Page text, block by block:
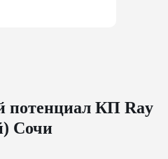
потенциал КП Ray
Сочи